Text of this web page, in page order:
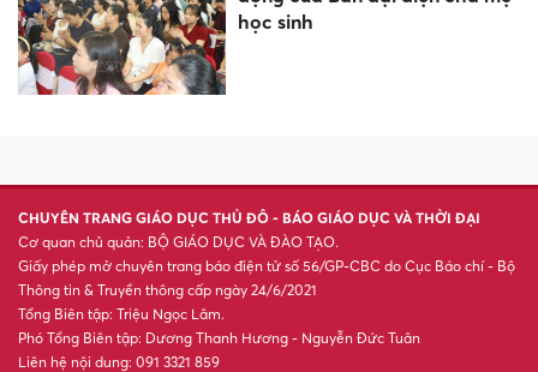
học sinh
CHUYÊN TRANG GIÁO DỤC THỦ ĐÔ - BÁO GIÁO DỤC VÀ THỜI ĐẠI
Cơ quan chủ quản: BỘ GIÁO DỤC VÀ ĐÀO TẠO.
Giấy phép mở chuyên trang báo điện tử số 56/GP-CBC do Cục Báo chí - Bộ
Thông tin & Truyền thông cấp ngày 24/6/2021
Tổng Biên tập: Triệu Ngọc Lâm.
Phó Tổng Biên tập: Dương Thanh Hương - Nguyễn Đức Tuân
Liên hệ nội dung: 091 3321 859